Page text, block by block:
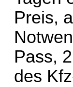
Preis,
Pass,
des